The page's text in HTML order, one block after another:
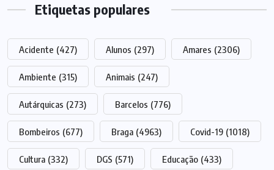
Etiquetas populares
Acidente (427) Alunos (297) Amares (2306)
Ambiente (315) Animais (247)
Autárquicas (273) Barcelos (776)
Bombeiros (677) Braga (4963) Covid-19 (1018)
Cultura (332) DGS (571) Educação (433)